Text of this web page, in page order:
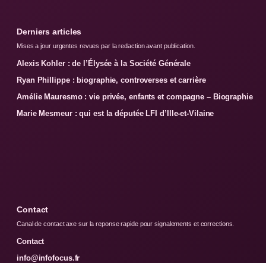
Derniers articles
Mises a jour urgentes revues par la redaction avant publication.
Alexis Kohler : de l’Élysée à la Société Générale
Ryan Phillippe : biographie, controverses et carrière
Amélie Mauresmo : vie privée, enfants et compagne – Biographie
Marie Mesmeur : qui est la députée LFI d’Ille-et-Vilaine
Contact
Canal de contact axe sur la reponse rapide pour signalements et corrections.
Contact
info@infofocus.fr